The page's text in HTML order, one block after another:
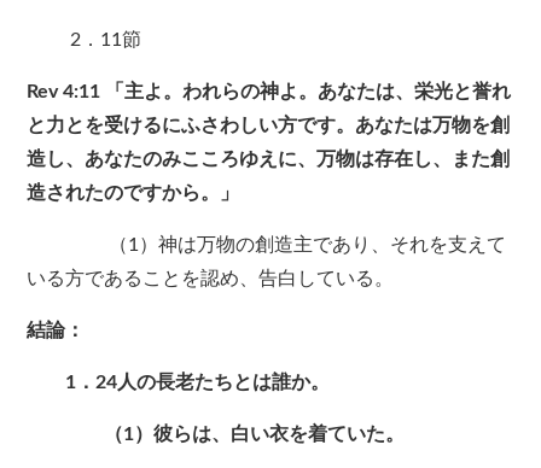
2．11節
Rev 4:11 「主よ。われらの神よ。あなたは、栄光と誉れ
と力とを受けるにふさわしい方です。あなたは万物を創
造し、あなたのみこころゆえに、万物は存在し、また創
造されたのですから。」
（1）神は万物の創造主であり、それを支えて
いる方であることを認め、告白している。
結論：
1．24人の長老たちとは誰か。
（1）彼らは、白い衣を着ていた。